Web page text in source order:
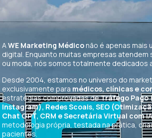
AWE Marketing Médiconão é apenas mais
digital. Enquanto muitas empresas
ou moda, nós somos totalmente dedicados
Desde 2004, estamos no universo do
exclusivamente para médicos, clínicas e
estratégias comprovadas deTráfego Pago
Instagram), Redes Scoais, SEO
Chat GPT, CRM e Secretária Virtual com IA
metodologia própria, testada na prática,
pacientes.